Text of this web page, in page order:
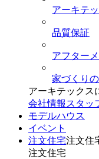
アーキテ
品質保証
アフター
家づくり
アーキテックス
会社情報 スタッ
モデルハウス
イベント
注文住宅注文住
注文住宅